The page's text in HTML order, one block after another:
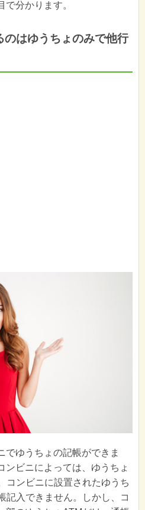
分かります。
のはゆうちょのみで他行
でゆうちょの記帳ができま
ンビニによっては、ゆうちょ
コンビニに設置されたゆうち
記入できません。しかし、コ